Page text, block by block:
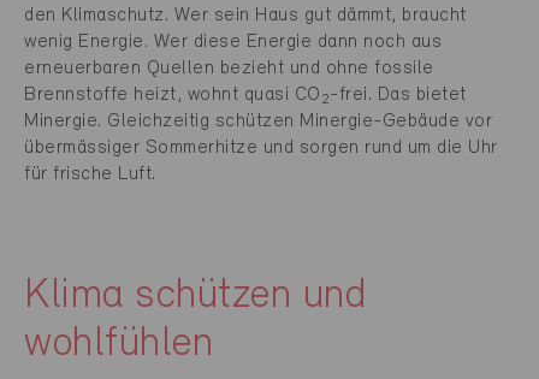
den Klimaschutz. Wer sein Haus gut dämmt, braucht
wenig Energie. Wer diese Energie dann noch aus
erneuerbaren Quellen bezieht und ohne fossile
Brennstoffe heizt, wohnt quasi CO 2-frei. Das bietet
Minergie. Gleichzeitig schützen Minergie-Gebäude vor
übermässiger Sommerhitze und sorgen rund um die Uhr
für frische Luft.
Klima schützen und
wohlfühlen